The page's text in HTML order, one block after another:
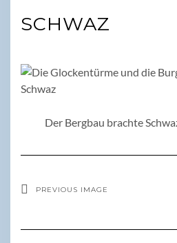
SCHWAZ
Der Bergbau brachte
PREVIOUS IMAGE